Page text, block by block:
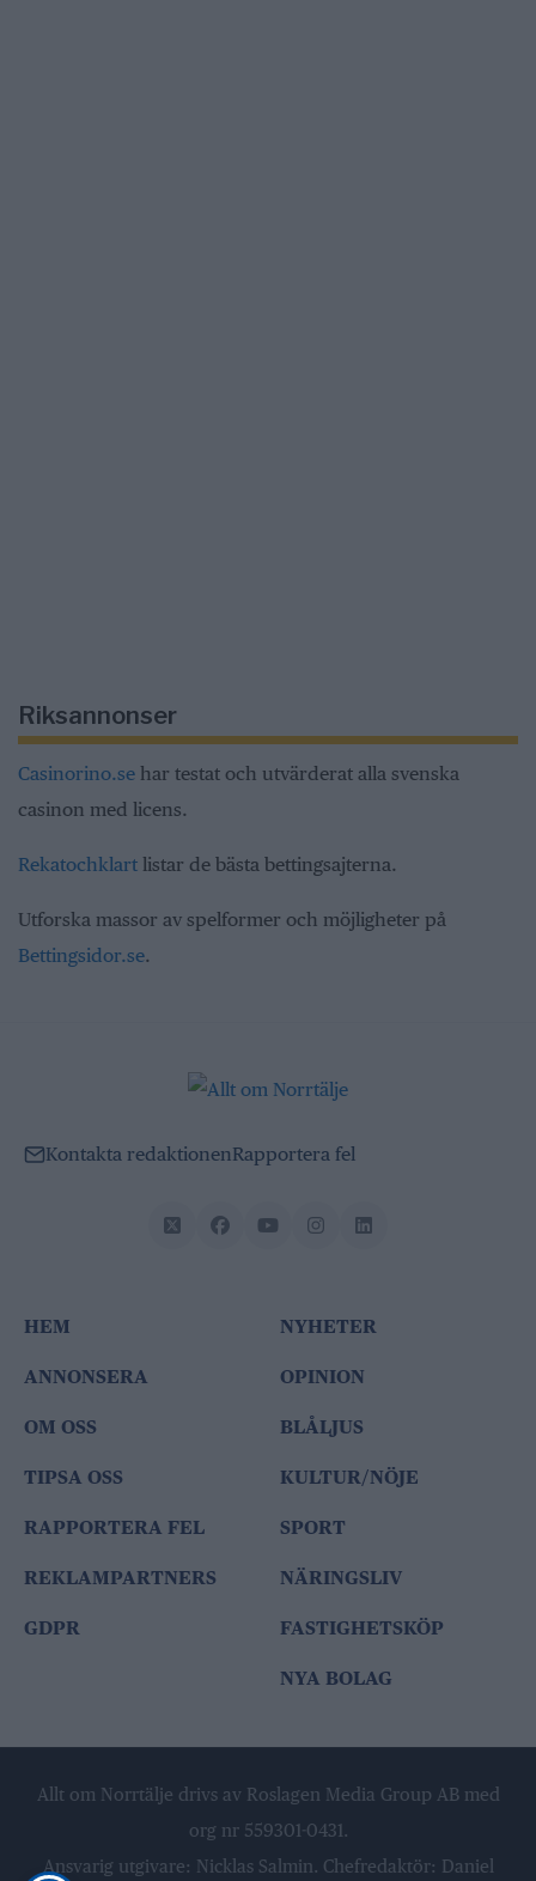
Riksannonser
Casinorino.se har testat och utvärderat alla svenska
casinon med licens.
Rekatochklart listar de bästa bettingsajterna.
Utforska massor av spelformer och möjligheter på
Bettingsidor.se.
Kontakta redaktionenRapportera fel
HEM
ANNONSERA
OM OSS
TIPSA OSS
RAPPORTERA FEL
REKLAMPARTNERS
GDPR
NYHETER
OPINION
BLÅLJUS
KULTUR/NÖJE
SPORT
NÄRINGSLIV
FASTIGHETSKÖP
NYA BOLAG
Allt om Norrtälje drivs av Roslagen Media Group AB med
org nr 559301-0431.
Ansvarig utgivare: Nicklas Salmin. Chefredaktör: Daniel